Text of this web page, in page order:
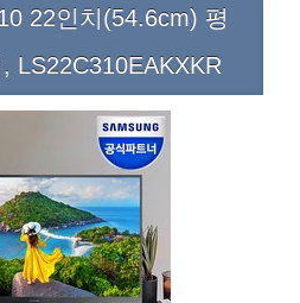
22인치(54.6cm) 평
LS22C310EAKXKR